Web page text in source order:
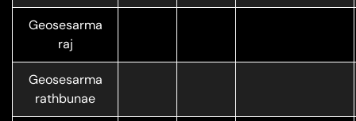
Geosesarma
raj
Geosesarma
rathbunae